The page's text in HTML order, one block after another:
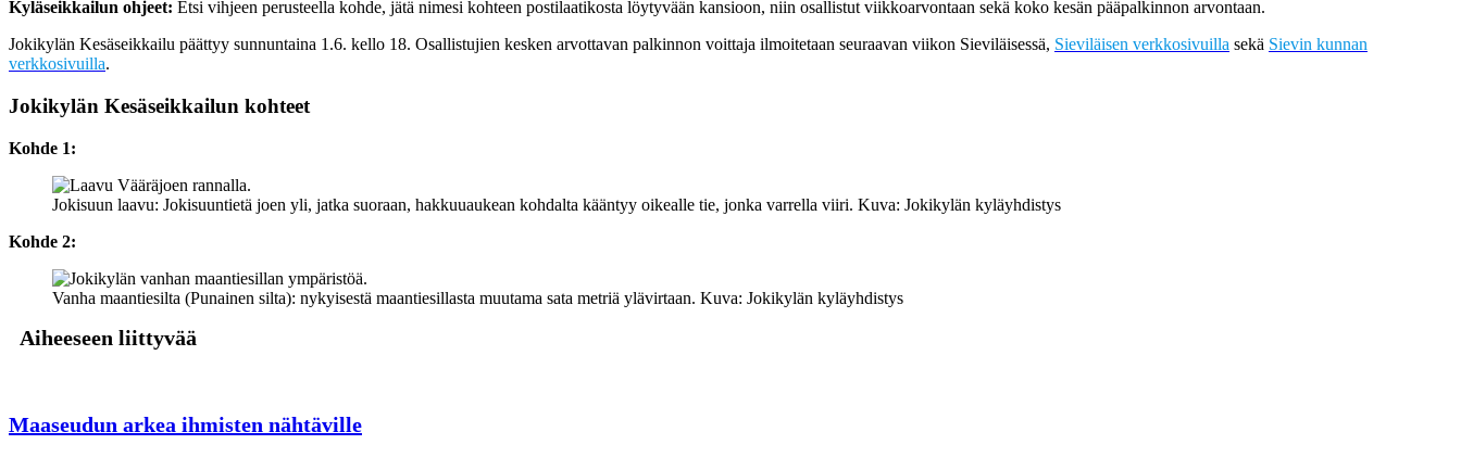
Kyläseikkailun ohjeet: Etsi vihjeen perusteella kohde, jätä nimesi kohteen postilaatikosta löytyvään kansioon, niin osallistut viikkoarvontaan sekä koko kesän pääpalkinnon arvontaan.
Jokikylän Kesäseikkailu päättyy sunnuntaina 1.6. kello 18. Osallistujien kesken arvottavan palkinnon voittaja ilmoitetaan seuraavan viikon Sieviläisessä, Sieviläisen verkkosivuilla sekä Sievin kunnan
verkkosivuilla.
Jokikylän Kesäseikkailun kohteet
Kohde 1:
Jokisuun laavu: Jokisuuntietä joen yli, jatka suoraan, hakkuuaukean kohdalta kääntyy oikealle tie, jonka varrella viiri. Kuva: Jokikylän kyläyhdistys
Kohde 2:
Vanha maantiesilta (Punainen silta): nykyisestä maantiesillasta muutama sata metriä ylävirtaan. Kuva: Jokikylän kyläyhdistys
Aiheeseen liittyvää
Maaseudun arkea ihmisten nähtäville